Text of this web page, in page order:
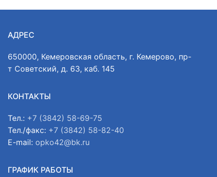
АДРЕС
650000, Кемеровская область, г. Кемерово, пр-
т Советский, д. 63, каб. 145
КОНТАКТЫ
Тел.: +7 (3842) 58-69-75
Тел./факс: +7 (3842) 58-82-40
E-mail: opko42@bk.ru
ГРАФИК РАБОТЫ